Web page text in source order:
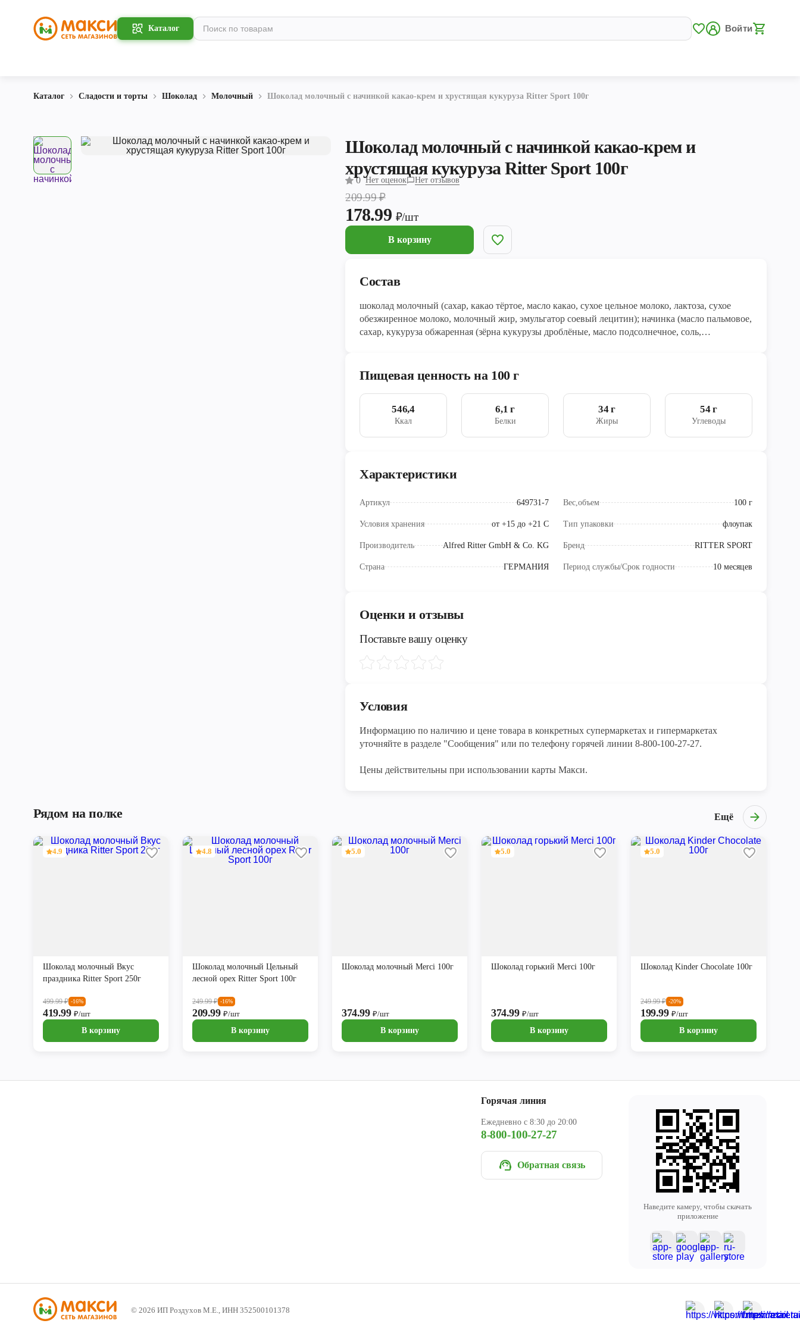
Каталог Войти
Каталог Сладости и торты Шоколад Молочный Шоколад молочный с начинкой какао-крем и хрустящая кукуруза Ritter Sport 100г
Шоколад молочный с начинкой какао-крем и
хрустящая кукуруза Ritter Sport 100г
0 Нет оценок Нет отзывов
209.99₽
178.99 ₽/шт
В корзину
Состав
шоколад молочный (сахар, какао тёртое, масло какао, сухое цельное молоко, лактоза, сухое
обезжиренное молоко, молочный жир, эмульгатор соевый лецитин); начинка (масло пальмовое,
сахар, кукуруза обжаренная (зёрна кукурузы дроблёные, масло подсолнечное, соль,
содержанием жира, молочный жир). Возможно наличие орехов, арахиса и яиц
Пищевая ценность на 100 г
546,4
Ккал
6,1 г
Белки
34 г
Жиры
54 г
Углеводы
Характеристики
Артикул 649731-7 Вес,объем 100 г
Условия хранения от +15 до +21 C Тип упаковки флоупак
Производитель Alfred Ritter GmbH & Co. KG Бренд RITTER SPORT
Страна ГЕРМАНИЯ Период службы/Срок годности 10 месяцев
Оценки и отзывы
Поставьте вашу оценку
Условия
Информацию по наличию и цене товара в конкретных супермаркетах и гипермаркетах
уточняйте в разделе "Сообщения" или по телефону горячей линии 8-800-100-27-27.
Цены действительны при использовании карты Макси.
Рядом на полке Ещё
4.9
Шоколад молочный Вкус
праздника Ritter Sport 250г
499.99₽ -16%
419.99₽/шт
В корзину
4.8
Шоколад молочный Цельный
лесной орех Ritter Sport 100г
249.99₽ -16%
209.99₽/шт
В корзину
5.0
Шоколад молочный Merci 100г
374.99₽/шт
В корзину
5.0
Шоколад горький Merci 100г
374.99₽/шт
В корзину
5.0
Шоколад Kinder Chocolate 100г
249.99₽ -20%
199.99₽/шт
В корзину
Горячая линия
Ежедневно с 8:30 до 20:00
8-800-100-27-27
Обратная связь
Наведите камеру, чтобы скачать
приложение
© 2026 ИП Роздухов М.Е., ИНН 352500101378